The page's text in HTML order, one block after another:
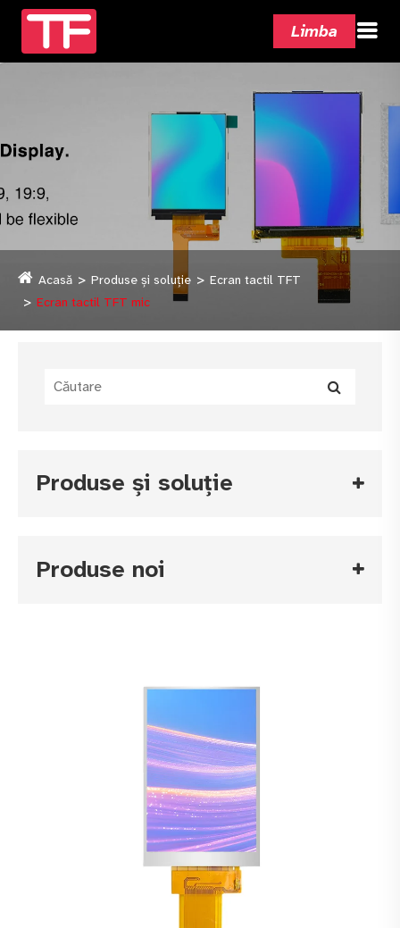
Limba
Acasă Produse și soluție
Ecran tactil TFT
Ecran tactil TFT mic
Produse și soluție
Produse noi